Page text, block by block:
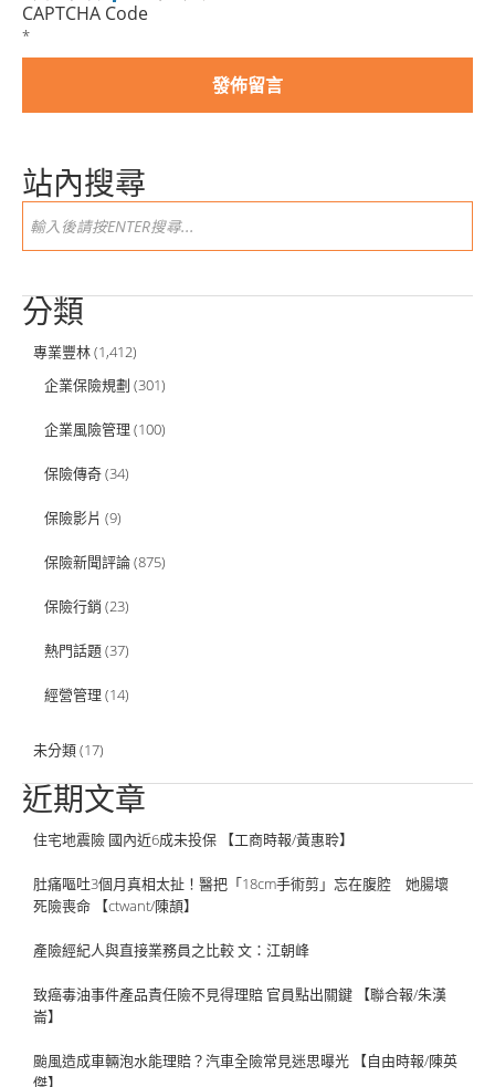
CAPTCHA Code
*
站內搜尋
分類
專業豐林(1,412)
企業保險規劃 (301)
企業風險管理 (100)
保險傳奇(34)
保險影片 (9)
保險新聞評論(875)
保險行銷 (23)
熱門話題(37)
經營管理 (14)
未分類(17)
近期文章
住宅地震險 國內近6成未投保 【工商時報/黃惠聆】
肚痛嘔吐3個月真相太扯！醫把「18cm手術剪」忘在腹腔 她腸壞
死險喪命 【ctwant/陳頡】
產險經紀人與直接業務員之比較 文：江朝峰
致癌毒油事件產品責任險不見得理賠 官員點出關鍵 【聯合報/朱漢
崙】
颱風造成車輛泡水能理賠？汽車全險常見迷思曝光 【自由時報/陳英
傑】